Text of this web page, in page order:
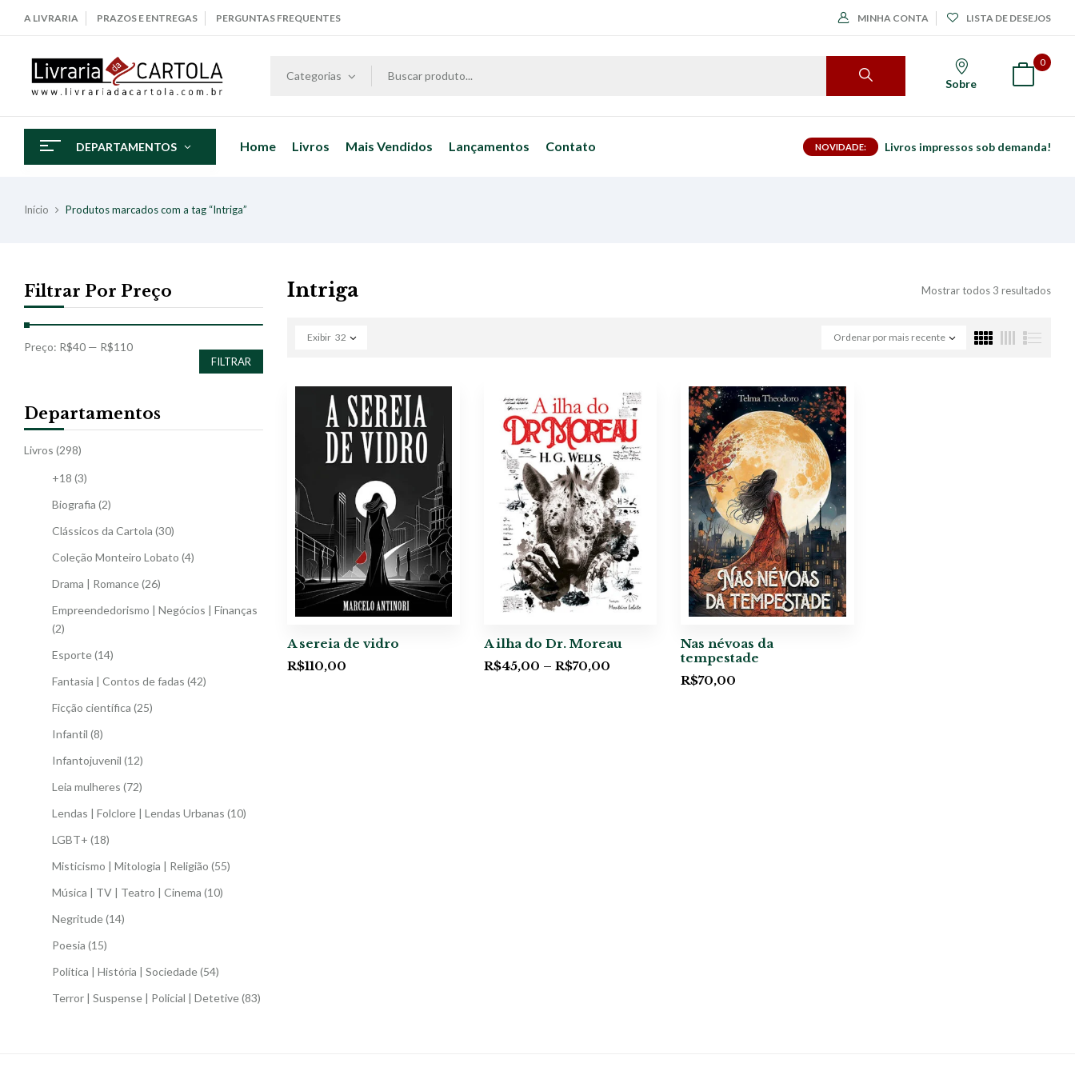
A LIVRARIA PRAZOS E ENTREGAS PERGUNTAS FREQUENTES MINHA CONTA LISTA DE DESEJOS
Categorias
Sobre
0
DEPARTAMENTOS Home Livros Mais Vendidos Lançamentos Contato NOVIDADE: Livros impressos sob demanda!
Início Produtos marcados com a tag “Intriga”
Filtrar Por Preço
FILTRAR
Preço: R$40 — R$110
Departamentos
Livros (298)
+18 (3)
Biografia (2)
Clássicos da Cartola (30)
Coleção Monteiro Lobato (4)
Drama | Romance(26)
Empreendedorismo | Negócios | Finanças
(2)
Esporte(14)
Fantasia | Contos de fadas (42)
Ficção científica (25)
Infantil (8)
Infantojuvenil (12)
Leia mulheres (72)
Lendas | Folclore | Lendas Urbanas (10)
LGBT+ (18)
Misticismo | Mitologia | Religião (55)
Música | TV | Teatro | Cinema (10)
Negritude(14)
Poesia (15)
Política | História | Sociedade(54)
Terror | Suspense | Policial | Detetive(83)
Intriga Mostrar todos 3 resultados
Ordenar por mais recente
Exibir 32
A sereia de vidro
R$110,00
A ilha do Dr. Moreau
R$45,00 – R$70,00
Nas névoas da
tempestade
R$70,00